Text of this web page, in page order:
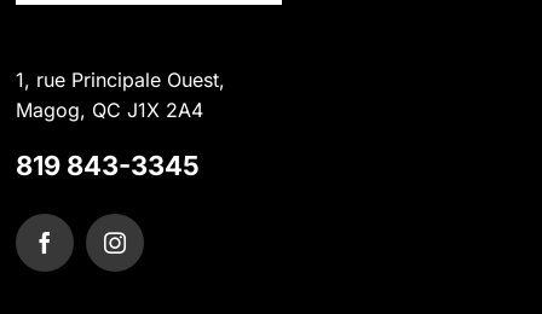
1, rue Principale Ouest,
Magog, QC J1X 2A4
819 843-3345